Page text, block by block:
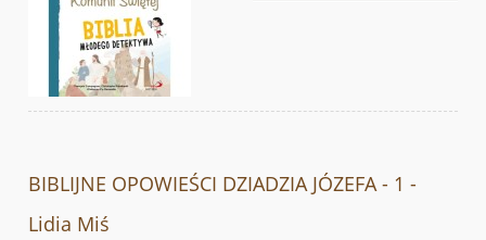
BIBLIJNE OPOWIEŚCI DZIADZIA JÓZEFA - 1 -
Lidia Miś